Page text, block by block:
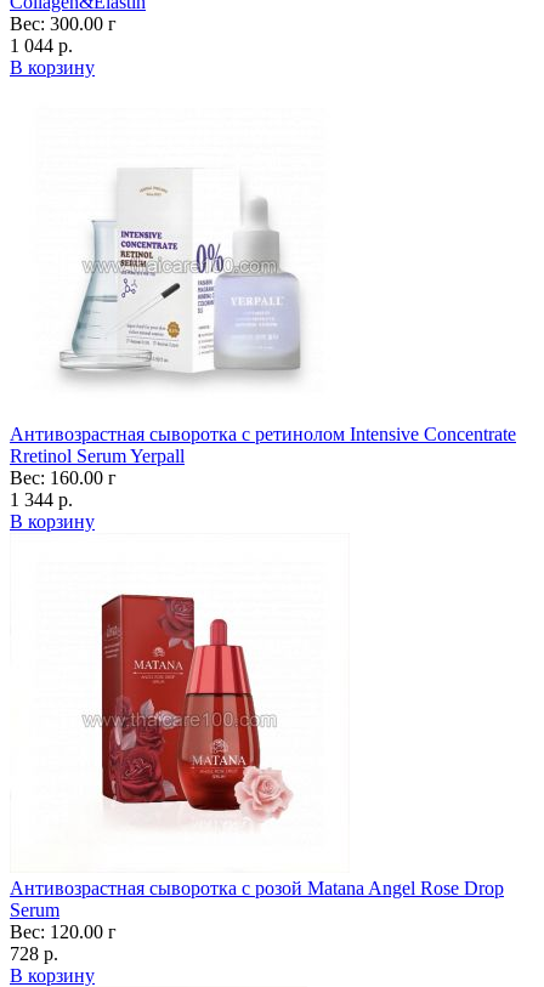
Вес: 300.00 г
1 044 р.
В корзину
Антивозрастная сыворотка с ретинолом Intensive Concentrate
Rretinol Serum Yerpall
Вес: 160.00 г
1 344 р.
В корзину
Антивозрастная сыворотка с розой Matana Angel Rose Drop
Serum
Вес: 120.00 г
728 р.
В корзину